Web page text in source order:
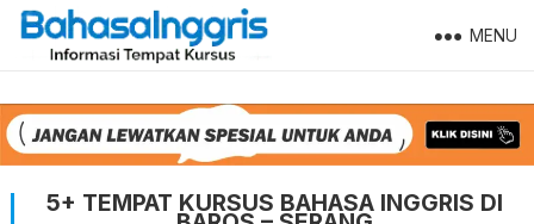
MENU
5+ TEMPAT KURSUS BAHASA INGGRIS DI